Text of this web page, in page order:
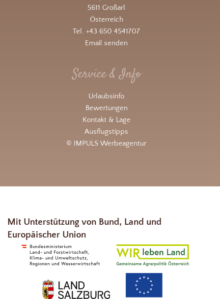
5611 Großarl
Österreich
Tel. +43 650 4541707
Email senden
Service & Info
Urlaubsinfo
Bewertungen
Kontakt & Lage
Ausflugstipps
© IMPULS Werbeagentur
Mit Unterstützung von Bund, Land und
Europäischer Union